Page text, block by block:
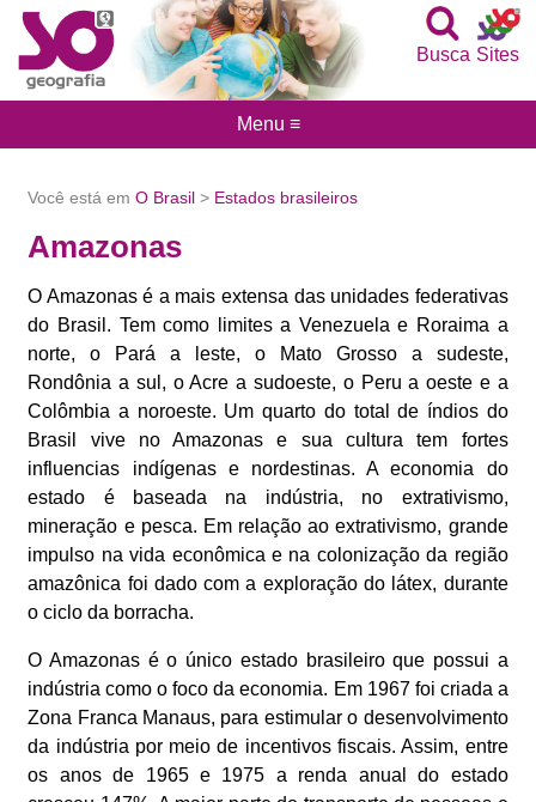
Sites
Busca
Você está emO Brasil > Estados brasileiros
Amazonas
O Amazonas é a mais extensa das unidades federativas
do Brasil. Tem como limites a Venezuela e Roraima a
norte, o Pará a leste, o Mato Grosso a sudeste,
Rondônia a sul, o Acre a sudoeste, o Peru a oeste e a
Colômbia a noroeste. Um quarto do total de índios do
Brasil vive no Amazonas e sua cultura tem fortes
influencias indígenas e nordestinas. A economia do
estado é baseada na indústria, no extrativismo,
mineração e pesca. Em relação ao extrativismo, grande
impulso na vida econômica e na colonização da região
amazônica foi dado com a exploração do látex, durante
o ciclo da borracha.
O Amazonas é o único estado brasileiro que possui a
indústria como o foco da economia. Em 1967 foi criada a
Zona Franca Manaus, para estimular o desenvolvimento
da indústria por meio de incentivos fiscais. Assim, entre
os anos de 1965 e 1975 a renda anual do estado